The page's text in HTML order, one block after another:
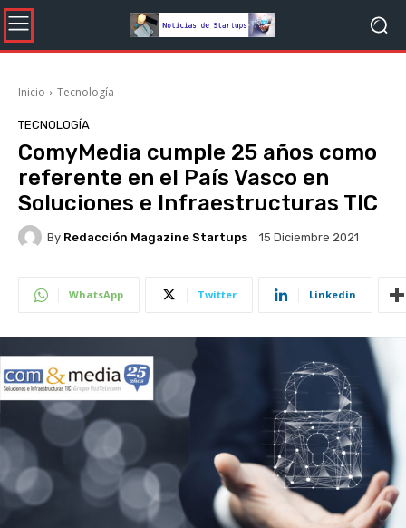
Inicio Tecnología
TECNOLOGÍA
ComyMedia cumple 25 años como
referente en el País Vasco en
Soluciones e Infraestructuras TIC
By Redacción Magazine Startups 15 Diciembre 2021
WhatsApp Twitter Linkedin